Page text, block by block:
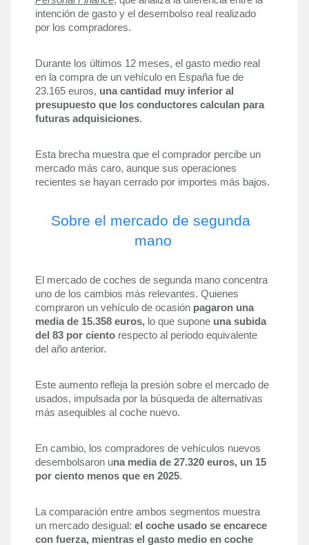
intención de gasto y el desembolso real realizado
por los compradores.
Durante los últimos 12 meses, el gasto medio real
en la compra de un vehículo en España fue de
23.165 euros, una cantidad muy inferior al
presupuesto que los conductores calculan para
futuras adquisiciones.
Esta brecha muestra que el comprador percibe un
mercado más caro, aunque sus operaciones
recientes se hayan cerrado por importes más bajos.
Sobre el mercado de segunda
mano
El mercado de coches de segunda mano concentra
uno de los cambios más relevantes. Quienes
compraron un vehículo de ocasión pagaron una
media de 15.358 euros, lo que supone una subida
del 83 por ciento respecto al periodo equivalente
del año anterior.
Este aumento refleja la presión sobre el mercado de
usados, impulsada por la búsqueda de alternativas
más asequibles al coche nuevo.
En cambio, los compradores de vehículos nuevos
desembolsaron una media de 27.320 euros, un 15
por ciento menos que en 2025.
La comparación entre ambos segmentos muestra
un mercado desigual: el coche usado se encarece
con fuerza, mientras el gasto medio en coche